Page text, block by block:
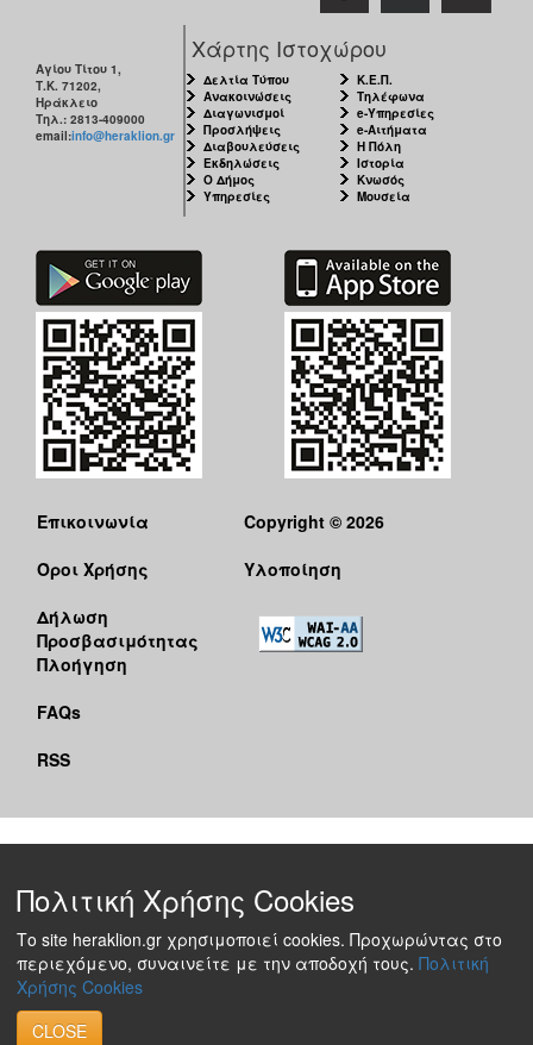
Αγίου Τίτου 1,
Τ.Κ. 71202,
Ηράκλειο
Τηλ.: 2813-409000
email:info@heraklion.gr
Χάρτης Ιστοχώρου
Δελτία Τύπου
Ανακοινώσεις
Διαγωνισμοί
Προσλήψεις
Διαβουλεύσεις
Εκδηλώσεις
Ο Δήμος
Υπηρεσίες
Κ.Ε.Π.
Τηλέφωνα
e-Υπηρεσίες
e-Αιτήματα
Η Πόλη
Ιστορία
Κνωσός
Μουσεία
Επικοινωνία
Όροι Χρήσης
Δήλωση
Προσβασιμότητας
Πλοήγηση
FAQs
RSS
Copyright © 2026
Υλοποίηση
Πολιτική Χρήσης Cookies
Το site heraklion.gr χρησιμοποιεί cookies. Προχωρώντας στο
περιεχόμενο, συναινείτε με την αποδοχή τους. Πολιτική
Χρήσης Cookies
CLOSE